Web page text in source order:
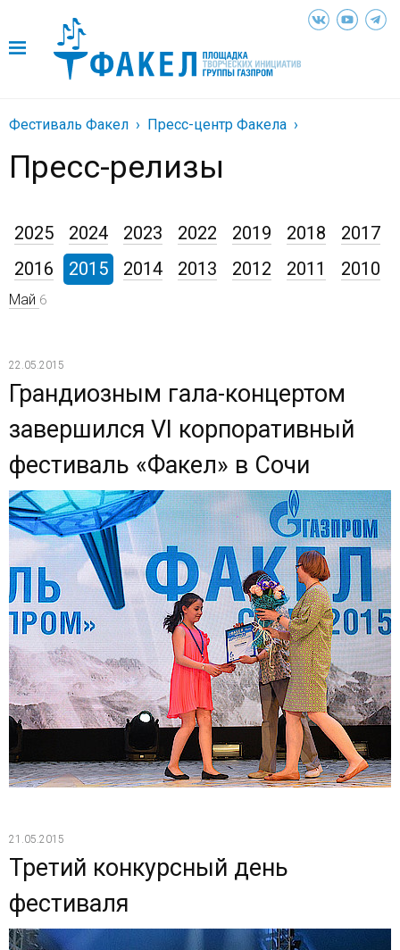
Фестиваль Факел Пресс-центр Факела
Пресс-релизы
2025 2024 2023 2022 2019 2018
2017
2016
2015
Май 6
2014 2013 2012 2011 2010
22.05.2015
Грандиозным гала-концертом
завершился VI корпоративный
фестиваль «Факел» в Сочи
21.05.2015
Третий конкурсный день
фестиваля